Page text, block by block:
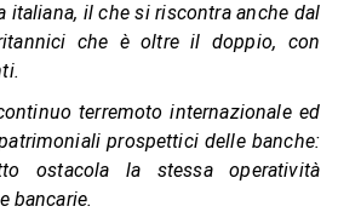
italiana, il che si riscontra anche dal
che è oltre il doppio, con
terremoto internazionale ed
prospettici delle banche:
ostacola la stessa operatività
bancarie.